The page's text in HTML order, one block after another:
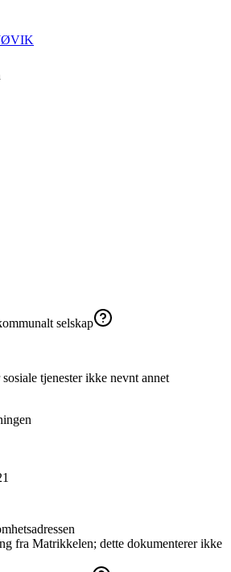
selskap
tjenester ikke nevnt annet
fra Matrikkelen; dette dokumenterer ikke